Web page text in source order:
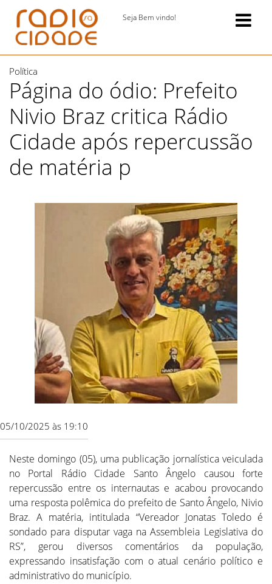
Seja Bem vindo!
Política
Página do ódio: Prefeito
Nivio Braz critica Rádio
Cidade após repercussão
de matéria p
05/10/2025 às 19:10
Neste domingo (05), uma publicação jornalística veiculada
no Portal Rádio Cidade Santo Ângelo causou forte
repercussão entre os internautas e acabou provocando
uma resposta polêmica do prefeito de Santo Ângelo, Nivio
Braz. A matéria, intitulada “Vereador Jonatas Toledo é
sondado para disputar vaga na Assembleia Legislativa do
RS”, gerou diversos comentários da população,
expressando insatisfação com o atual cenário político e
administrativo do município.